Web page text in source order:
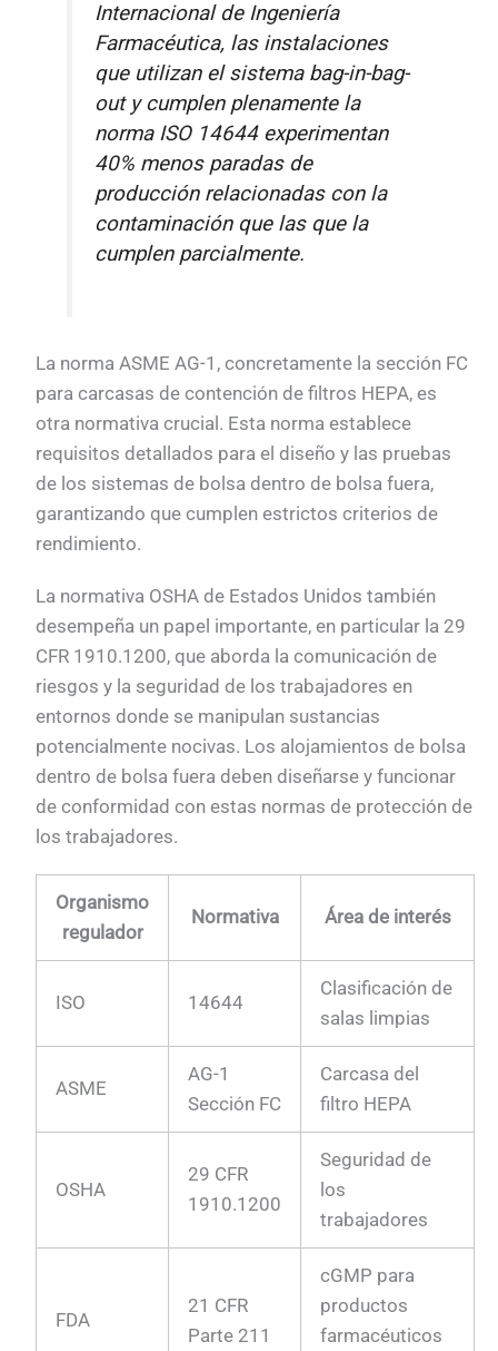
Internacional de Ingeniería
Farmacéutica, las instalaciones
que utilizan el sistema bag-in-bag-
out y cumplen plenamente la
norma ISO 14644 experimentan
40% menos paradas de
producción relacionadas con la
contaminación que las que la
cumplen parcialmente.
La norma ASME AG-1, concretamente la sección FC
para carcasas de contención de filtros HEPA, es
otra normativa crucial. Esta norma establece
requisitos detallados para el diseño y las pruebas
de los sistemas de bolsa dentro de bolsa fuera,
garantizando que cumplen estrictos criterios de
rendimiento.
La normativa OSHA de Estados Unidos también
desempeña un papel importante, en particular la 29
CFR 1910.1200, que aborda la comunicación de
riesgos y la seguridad de los trabajadores en
entornos donde se manipulan sustancias
potencialmente nocivas. Los alojamientos de bolsa
dentro de bolsa fuera deben diseñarse y funcionar
de conformidad con estas normas de protección de
los trabajadores.
Organismo
regulador
Normativa Área de interés
ISO 14644
Clasificación de
salas limpias
ASME
AG-1
Sección FC
Carcasa del
filtro HEPA
OSHA
29 CFR
1910.1200
Seguridad de
los
trabajadores
FDA
21 CFR
Parte 211
cGMP para
productos
farmacéuticos